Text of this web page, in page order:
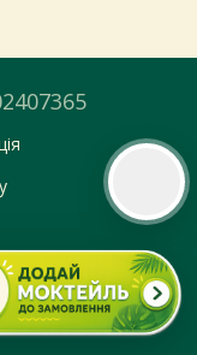
оформлення.